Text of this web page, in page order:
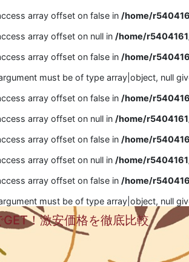
array offset on false in /home/
array offset on null in /home/
array offset on false in /home/
must be of type array|object, null
array offset on false in /home/
array offset on null in /home/
array offset on false in /home/
array offset on null in /home/
array offset on false in /home/
must be of type array|object, null
GET！激安価格を徹底比較